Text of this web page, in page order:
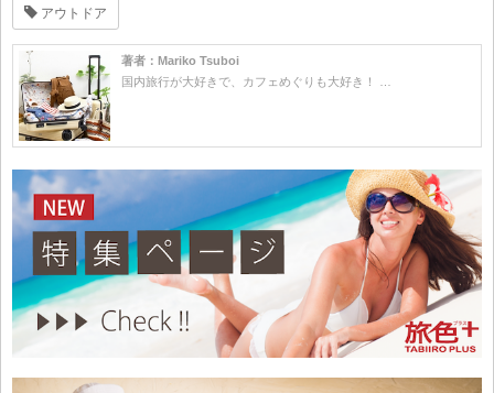
アウトドア
著者：Mariko Tsuboi
国内旅行が大好きで、カフェめぐりも大好き！ …